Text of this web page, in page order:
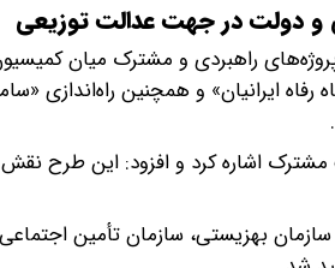
و دولت در جهت عدالت توزیعی
راهبردی و مشترک میان
ایرانیان» و همچنین راه‌اندازی
مشترک اشاره کرد و افزود: این طرح
بهزیستی، سازمان تأمین اجتماعی